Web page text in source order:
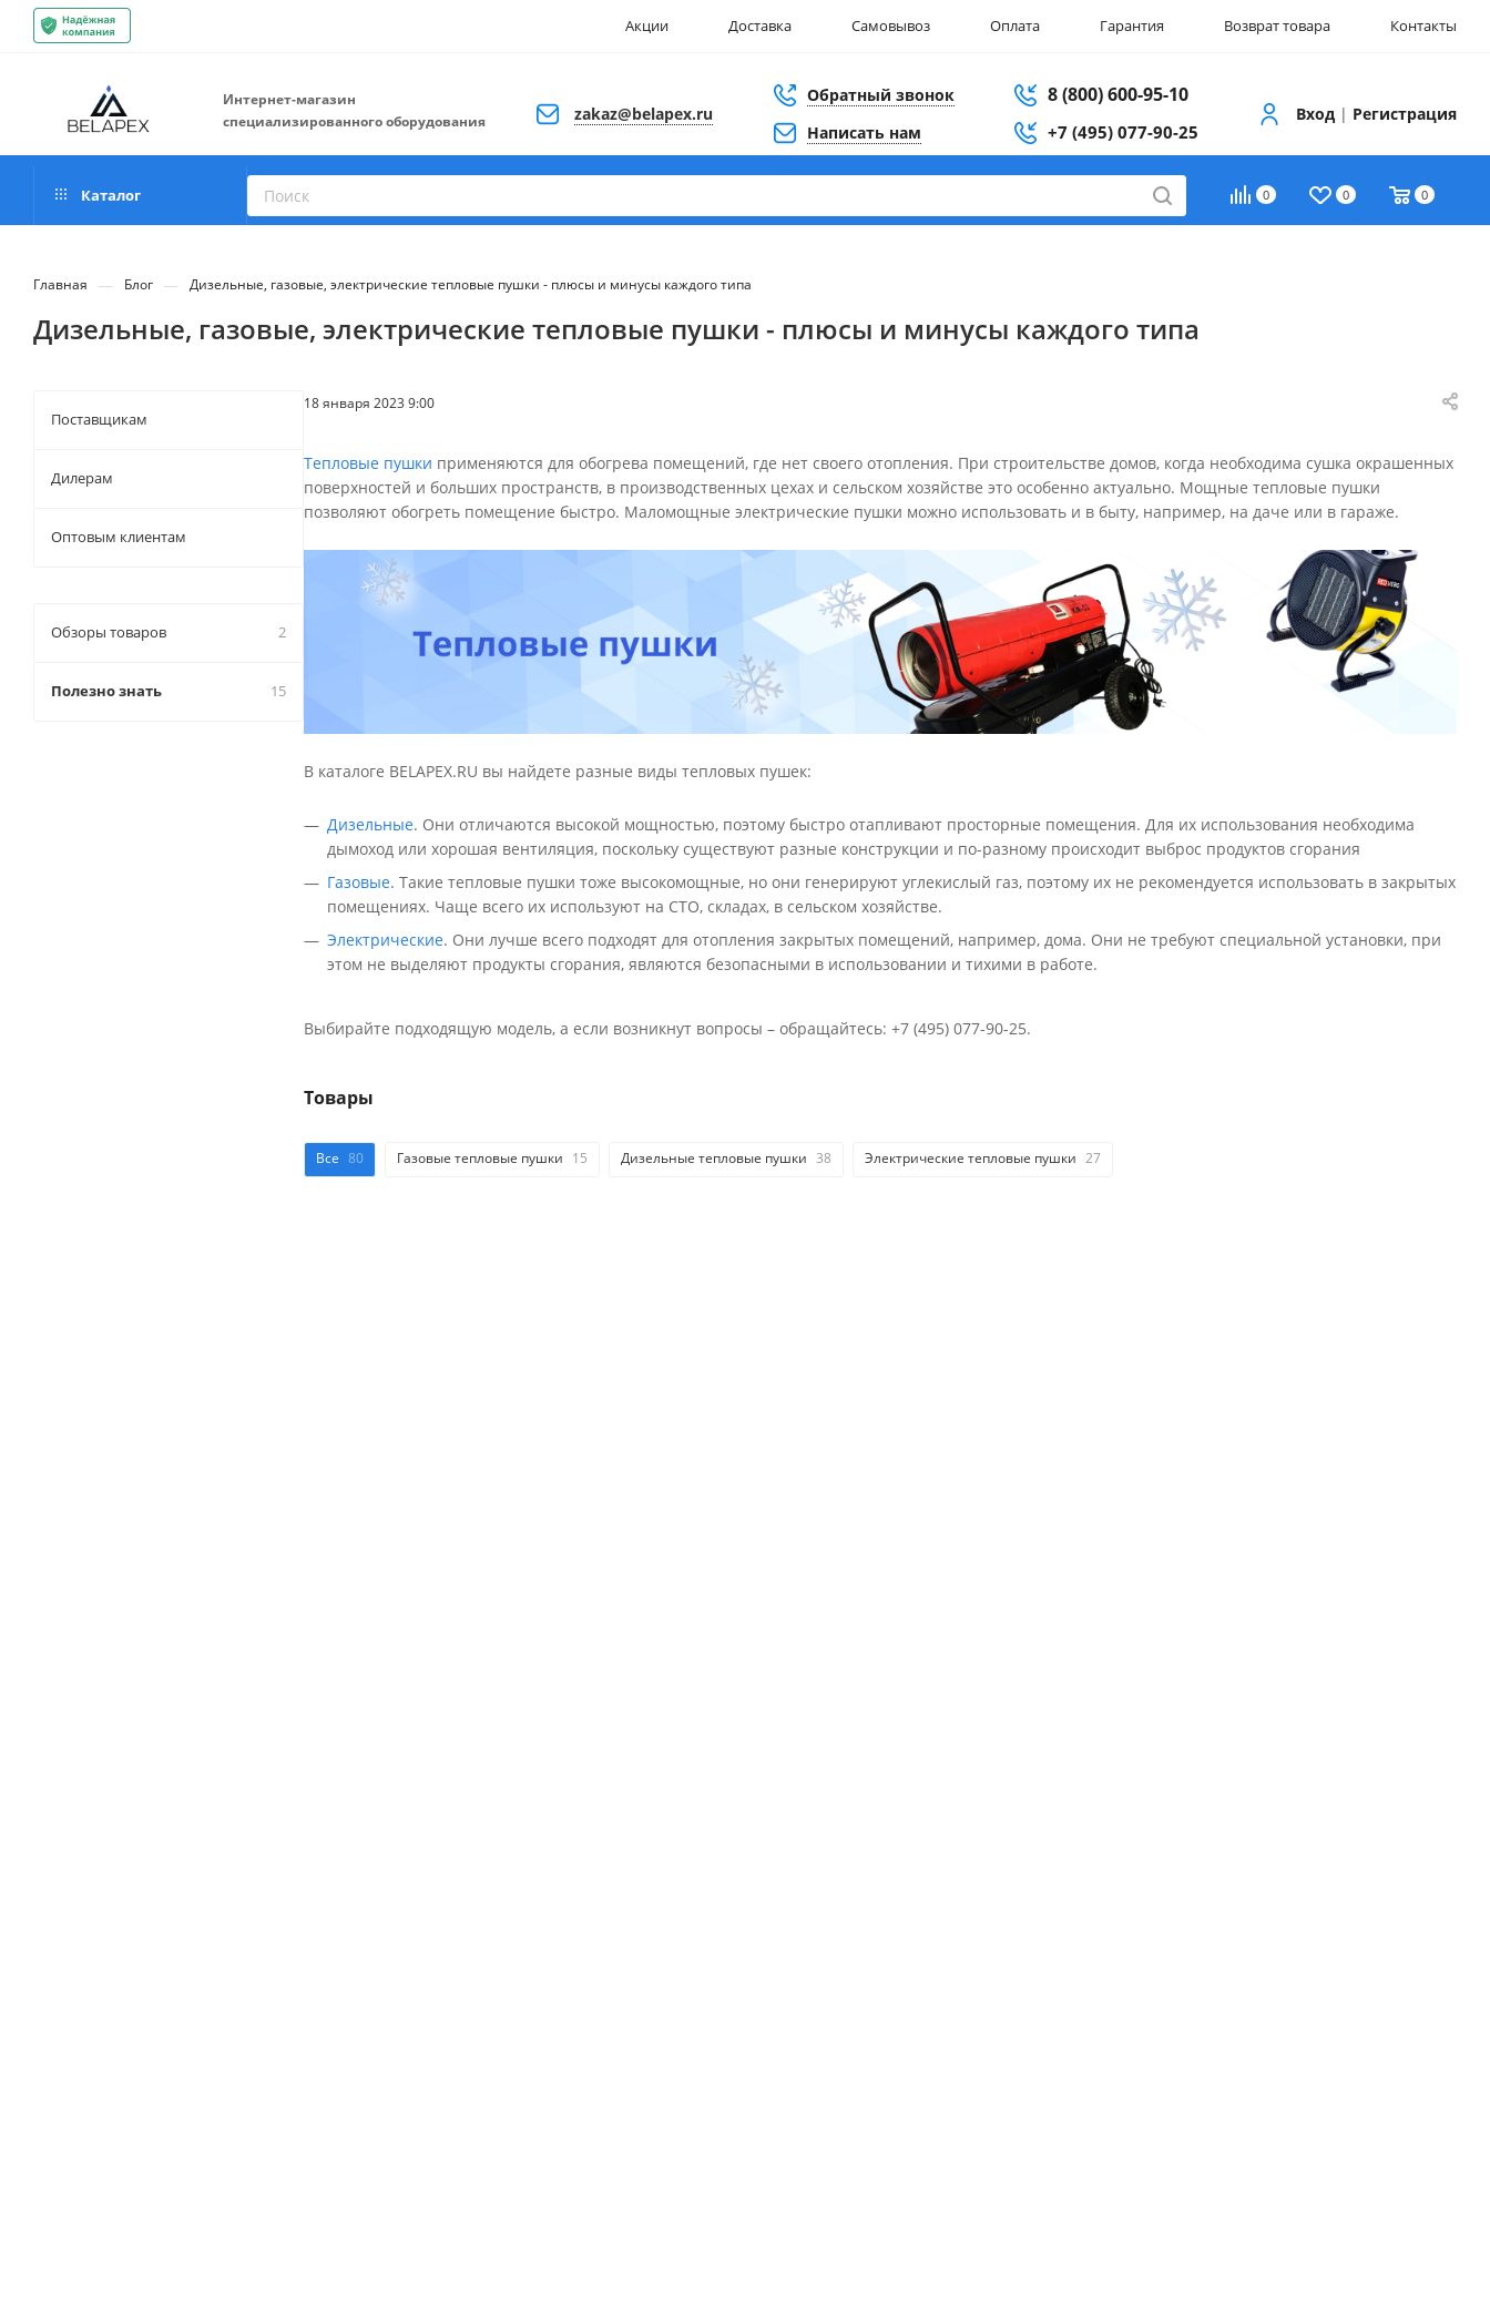
Акции Доставка Самовывоз Оплата Гарантия Возврат товара Контакты
Интернет-магазин
специализированного оборудования
zakaz@belapex.ru
Обратный звонок
Написать нам
8 (800) 600-95-10
+7 (495) 077-90-25
Вход | Регистрация
0 0 0
Каталог
Главная — Блог — Дизельные, газовые, электрические тепловые пушки - плюсы и минусы каждого типа
Дизельные, газовые, электрические тепловые пушки - плюсы и минусы каждого типа
18 января 2023 9:00
Тепловые пушки применяются для обогрева помещений, где нет своего отопления. При строительстве домов, когда необходима сушка окрашенных
поверхностей и больших пространств, в производственных цехах и сельском хозяйстве это особенно актуально. Мощные тепловые пушки
позволяют обогреть помещение быстро. Маломощные электрические пушки можно использовать и в быту, например, на даче или в гараже.
В каталоге BELAPEX.RU вы найдете разные виды тепловых пушек:
Дизельные. Они отличаются высокой мощностью, поэтому быстро отапливают просторные помещения. Для их использования необходима
дымоход или хорошая вентиляция, поскольку существуют разные конструкции и по-разному происходит выброс продуктов сгорания
Газовые. Такие тепловые пушки тоже высокомощные, но они генерируют углекислый газ, поэтому их не рекомендуется использовать в закрытых
помещениях. Чаще всего их используют на СТО, складах, в сельском хозяйстве.
Электрические. Они лучше всего подходят для отопления закрытых помещений, например, дома. Они не требуют специальной установки, при
этом не выделяют продукты сгорания, являются безопасными в использовании и тихими в работе.
Выбирайте подходящую модель, а если возникнут вопросы – обращайтесь: +7 (495) 077-90-25.
Товары
Все 80 Газовые тепловые пушки 15 Дизельные тепловые пушки 38 Электрические тепловые пушки 27
Поставщикам
Дилерам
Оптовым клиентам
Обзоры товаров 2
Полезно знать 15